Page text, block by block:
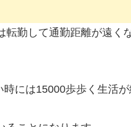
勤して通勤距離が遠く
には15000歩歩く生活が